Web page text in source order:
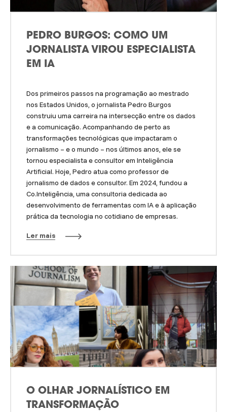
PEDRO BURGOS: COMO UM
JORNALISTA VIROU ESPECIALISTA
EM IA
Dos primeiros passos na programação ao mestrado
nos Estados Unidos, o jornalista Pedro Burgos
construiu uma carreira na intersecção entre os dados
e a comunicação. Acompanhando de perto as
transformações tecnológicas que impactaram o
jornalismo – e o mundo – nos últimos anos, ele se
tornou especialista e consultor em Inteligência
Artificial. Hoje, Pedro atua como professor de
jornalismo de dados e consultor. Em 2024, fundou a
Co.Inteligência, uma consultoria dedicada ao
desenvolvimento de ferramentas com IA e à aplicação
prática da tecnologia no cotidiano de empresas.
Ler mais
O OLHAR JORNALÍSTICO EM
TRANSFORMAÇÃO